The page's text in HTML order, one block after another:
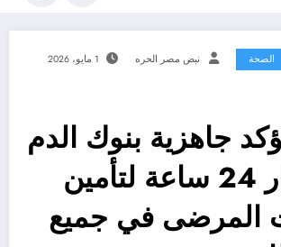
الصحة نبض مصر الحره 1 مايو، 2026
جاهزية بنوك الدم
على مدار 24 ساعة لتأمين
المرضى في جميع